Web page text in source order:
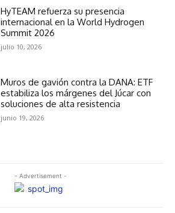
HyTEAM refuerza su presencia
internacional en la World Hydrogen
Summit 2026
julio 10, 2026
Muros de gavión contra la DANA: ETF
estabiliza los márgenes del Júcar con
soluciones de alta resistencia
junio 19, 2026
- Advertisement -